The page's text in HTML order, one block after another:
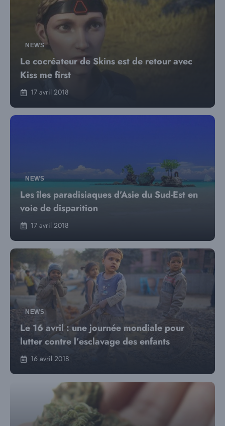
NEWS
Le cocréateur de Skins est de retour avec
Kiss me first
17 avril 2018
NEWS
Les îles paradisiaques d’Asie du Sud-Est en
voie de disparition
17 avril 2018
NEWS
Le 16 avril : une journée mondiale pour
lutter contre l’esclavage des enfants
16 avril 2018